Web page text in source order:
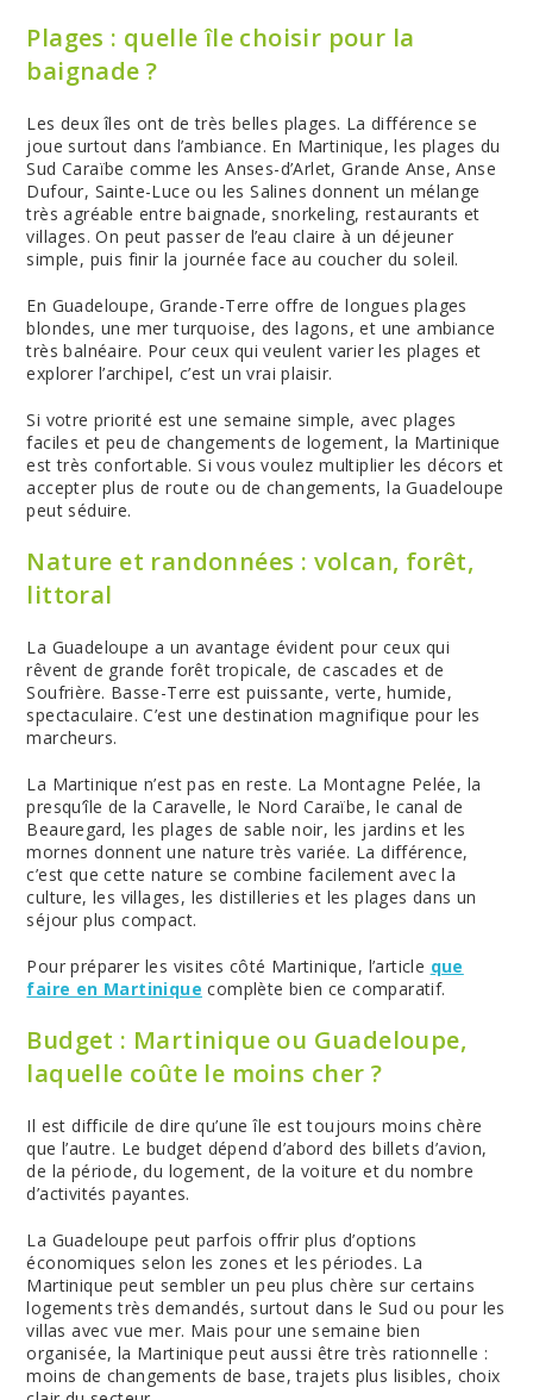
Plages : quelle île choisir pour la
baignade ?
Les deux îles ont de très belles plages. La différence se
joue surtout dans l’ambiance. En Martinique, les plages du
Sud Caraïbe comme les Anses-d’Arlet, Grande Anse, Anse
Dufour, Sainte-Luce ou les Salines donnent un mélange
très agréable entre baignade, snorkeling, restaurants et
villages. On peut passer de l’eau claire à un déjeuner
simple, puis finir la journée face au coucher du soleil.
En Guadeloupe, Grande-Terre offre de longues plages
blondes, une mer turquoise, des lagons, et une ambiance
très balnéaire. Pour ceux qui veulent varier les plages et
explorer l’archipel, c’est un vrai plaisir.
Si votre priorité est une semaine simple, avec plages
faciles et peu de changements de logement, la Martinique
est très confortable. Si vous voulez multiplier les décors et
accepter plus de route ou de changements, la Guadeloupe
peut séduire.
Nature et randonnées : volcan, forêt,
littoral
La Guadeloupe a un avantage évident pour ceux qui
rêvent de grande forêt tropicale, de cascades et de
Soufrière. Basse-Terre est puissante, verte, humide,
spectaculaire. C’est une destination magnifique pour les
marcheurs.
La Martinique n’est pas en reste. La Montagne Pelée, la
presqu’île de la Caravelle, le Nord Caraïbe, le canal de
Beauregard, les plages de sable noir, les jardins et les
mornes donnent une nature très variée. La différence,
c’est que cette nature se combine facilement avec la
culture, les villages, les distilleries et les plages dans un
séjour plus compact.
Pour préparer les visites côté Martinique, l’article que
faire en Martinique complète bien ce comparatif.
Budget : Martinique ou Guadeloupe,
laquelle coûte le moins cher ?
Il est difficile de dire qu’une île est toujours moins chère
que l’autre. Le budget dépend d’abord des billets d’avion,
de la période, du logement, de la voiture et du nombre
d’activités payantes.
La Guadeloupe peut parfois offrir plus d’options
économiques selon les zones et les périodes. La
Martinique peut sembler un peu plus chère sur certains
logements très demandés, surtout dans le Sud ou pour les
villas avec vue mer. Mais pour une semaine bien
organisée, la Martinique peut aussi être très rationnelle :
moins de changements de base, trajets plus lisibles, choix